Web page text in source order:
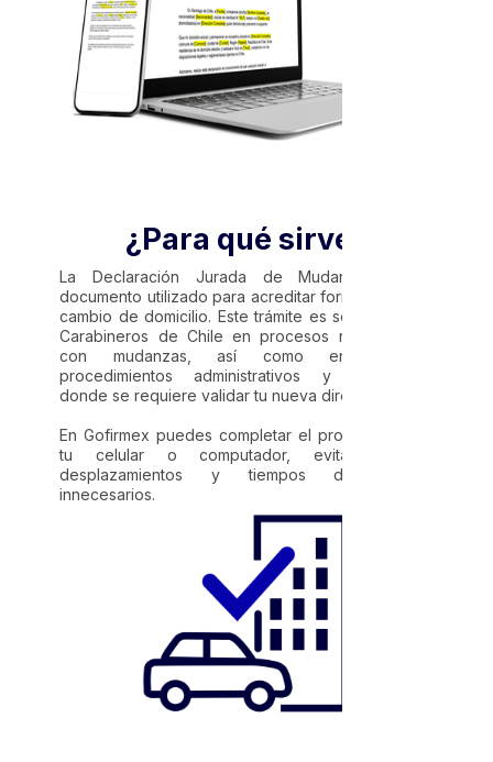
¿Para qué sirve?
La Declaración Jurada de Mudanza es un
documento utilizado para acreditar formalmente un
cambio de domicilio. Este trámite es solicitado por
Carabineros de Chile en procesos relacionados
con mudanzas, así como en distintos
procedimientos administrativos y personales
donde se requiere validar tu nueva dirección.
En Gofirmex puedes completar el proceso desde
tu celular o computador, evitando filas,
desplazamientos y tiempos de espera
innecesarios.